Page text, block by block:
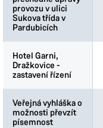
provozu v ulici
Sukova třída v
Pardubicích
Hotel Garni,
Dražkovice -
zastavení řízení
Veřejná vyhláška o
možnosti převzít
písemnost
provozu v ulici
Sukova třída v
Pardubicích
Hotel Garni,
Dražkovice -
zastavení řízení
Veřejná vyhláška o
možnosti převzít
písemnost